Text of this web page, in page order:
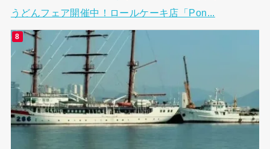
うどんフェア開催中！ロールケーキ店「Pon...